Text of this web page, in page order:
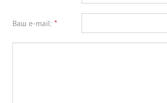
Ваш e-mail: *